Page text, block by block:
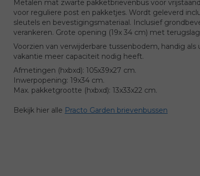
Metalen mat zwarte pakketbrievenbus voor
voor reguliere post en pakketjes. Wordt geleverd
sleutels en bevestigingsmateriaal. Inclusief
verankeren. Grote opening (19x 34 cm) met
Voorzien van verwijderbare tussenbodem, handig als
vakantie meer capaciteit nodig heeft.
Afmetingen (hxbxd): 105x39x27 cm.
Inwerpopening: 19x34 cm.
Max. pakketgrootte (hxbxd): 13x33x22 cm.
Bekijk hier alle Practo Garden brievenbussen